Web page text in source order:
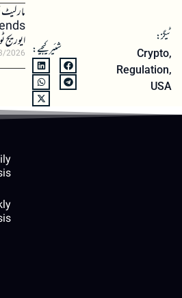
ٹیگز:
Crypto,
Regulation,
USA
شئیر کیجیے: ایوریج
2026